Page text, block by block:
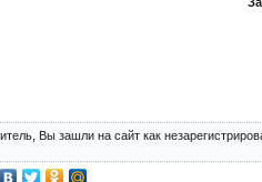
Вы зашли на сайт как